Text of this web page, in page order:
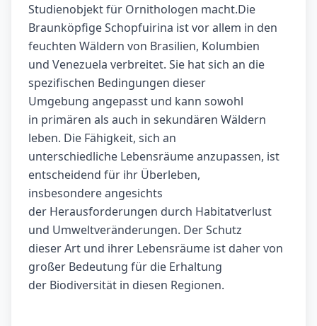
Studienobjekt für Ornithologen macht.Die
Braunköpfige Schopfuirina ist vor allem in den
feuchten Wäldern von Brasilien, Kolumbien
und Venezuela verbreitet. Sie hat sich an die
spezifischen Bedingungen dieser
Umgebung angepasst und kann sowohl
in primären als auch in sekundären Wäldern
leben. Die Fähigkeit, sich an
unterschiedliche Lebensräume anzupassen, ist
entscheidend für ihr Überleben,
insbesondere angesichts
der Herausforderungen durch Habitatverlust
und Umweltveränderungen. Der Schutz
dieser Art und ihrer Lebensräume ist daher von
großer Bedeutung für die Erhaltung
der Biodiversität in diesen Regionen.